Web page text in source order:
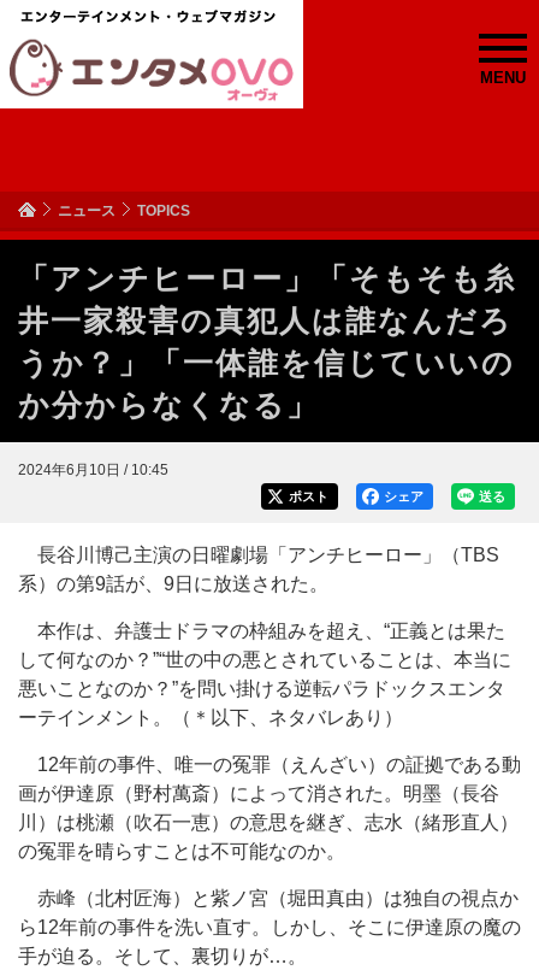
MENU
ニュース TOPICS
「アンチヒーロー」「そもそも糸
井一家殺害の真犯人は誰なんだろ
うか？」「一体誰を信じていいの
か分からなくなる」
2024年6月10日 / 10:45
送る
シェア
ポスト
長谷川博己主演の日曜劇場「アンチヒーロー」（TBS
系）の第9話が、9日に放送された。
本作は、弁護士ドラマの枠組みを超え、“正義とは果た
して何なのか？”“世の中の悪とされていることは、本当に
悪いことなのか？”を問い掛ける逆転パラドックスエンタ
ーテインメント。（＊以下、ネタバレあり）
12年前の事件、唯一の冤罪（えんざい）の証拠である動
画が伊達原（野村萬斎）によって消された。明墨（長谷
川）は桃瀬（吹石一恵）の意思を継ぎ、志水（緒形直人）
の冤罪を晴らすことは不可能なのか。
赤峰（北村匠海）と紫ノ宮（堀田真由）は独自の視点か
ら12年前の事件を洗い直す。しかし、そこに伊達原の魔の
手が迫る。そして、裏切りが…。